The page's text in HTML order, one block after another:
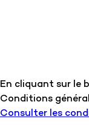
En cliquant sur le
Conditions
Consulter les